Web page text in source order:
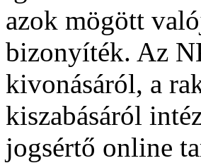
azok mögött
bizonyíték. Az
kivonásáról, a
kiszabásáról
jogsértő online